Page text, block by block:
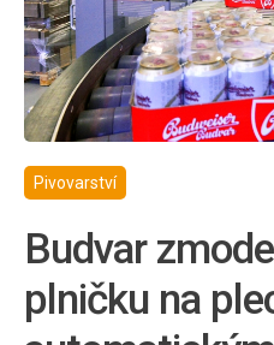
Pivovarství
Budvar
plničku na